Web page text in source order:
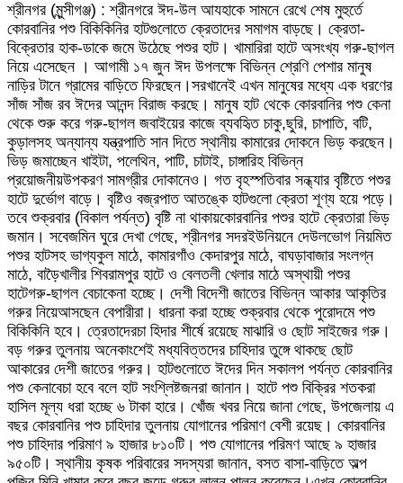
শ্রীনগর (মুন্সীগঞ্জ) : শ্রীনগরে ঈদ-উল আযহাকে সামনে রেখে শেষ মুহুর্তে
কোরবানির পশু বিকিকিনির হাটগুলোতে ক্রেতাদের সমাগম বাড়ছে। ক্রেতা-
বিক্রেতার হাক-ডাকে জমে উঠেছে পশুর হাট। খামারিরা হাটে অসংখ্য গরু-ছাগল
নিয়ে এসেছেন । আগামী ১৭ জুন ঈদ উপলক্ষে বিভিন্ন শ্রেণি পেশার মানুষ
নাড়ির টানে গ্রামের বাড়িতে ফিরছেন।সরখানেই এখন মানুষের মধ্যে এক ধরণের
সাঁজ সাঁজ রব ঈদের আনন্দ বিরাজ করছে। মানুষ হাট থেকে কোরবানির পশু কেনা
থেকে শুরু করে গরু-ছাগল জবাইয়ের কাজে ব্যবহিৃত চাকু,ছুরি, চাপাতি, বটি,
কুড়ালসহ অন্যান্য যন্ত্রপাতি সান দিতে স্থানীয় কামারের দোকনে ভিড় করছেন।
ভিড় জমাচ্ছেন খাইটা, পলেথিন, পাটি, চাটাই, চাঙ্গারিহ বিভিন্ন
প্রয়োজনীয়উপকরণ সামগ্রীর দোকানেও। গত বৃহস্পতিবার সন্ধ্যার বৃষ্টিতে পশুর
হাটে দুর্ভোগ বাড়ে। বৃষ্টিও বজ্রপাত আতঙ্কে হাটগুলো ক্রেতা শূণ্য হয়ে পড়ে।
তবে শুক্রবার (বিকাল পর্যন্ত) বৃষ্টি না থাকায়কোরবানির পশুর হাটে ক্রেতারা ভিড়
জমান। সবেজমিন ঘুরে দেখা গেছে, শ্রীনগর সদরইউনিয়নে দেউলভোগ নিয়মিত
পশুর হাটসহ ভাগ্যকুল মাঠে, কামারগাঁও কেদারপুর মাঠে, বাঘড়াবাজার সংলগ্ন
মাঠে, বাড়ৈখালীর শিবরামপুর হাটে ও বেলতলী খেলার মাঠে অস্থায়ী পশুর
হাটেগরু-ছাগল বেচাকেনা হচ্ছে। দেশী বিদেশী জাতের বিভিন্ন আকার আকৃতির
গরুর নিয়েআসছেন বেপারীরা। ধারনা করা হচ্ছে শুক্রবার থেকে পুরোদমে পশু
বিকিকিনি হবে। ত্রেতাদেরচা হিদার শীর্ষে রয়েছে মাঝারি ও ছোট সাইজের গরু।
বড় গরুর তুলনায় অনেকাংশেই মধ্যবিত্তদের চাহিদার তুঙ্গে থাকছে ছোট
আকারের দেশী জাতের গরুর। হাটগুলোতে ঈদের দিন সকালপ পর্যন্ত কোরবানির
পশু কেনাবেচা হবে বলে হাট সংশ্লিষ্টজনরা জানান। হাটে পশু বিক্রির শতকরা
হাসিল মূল্য ধরা হচ্ছে ৬ টাকা হারে। খোঁজ খবর নিয়ে জানা গেছে, উপজেলায় এ
বছর কোরবানির পশু চাহিদার তুলনায় যোগানের পরিমাণ বেশী রয়েছ। কোরবানির
পশু চাহিদার পরিমাণ ৯ হাজার ৮১০টি। পশু যোগানের পরিমণ আছে ৯ হাজার
৯৫০টি। স্থানীয় কৃষক পরিবারের সদস্যরা জানান, বসত বাসা-বাড়িতে অল্প